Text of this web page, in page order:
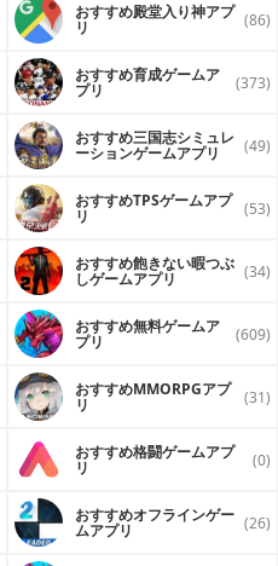
おすすめ殿堂入り神アプ
リ (86)
おすすめ育成ゲームア
プリ (373)
おすすめ三国志シミュレ
ーションゲームアプリ (49)
おすすめTPSゲームアプ
リ (53)
おすすめ飽きない暇つぶ
しゲームアプリ (34)
おすすめ無料ゲームア
プリ (609)
おすすめ MMORPGアプ
リ (31)
おすすめ格闘ゲームアプ
リ (0)
おすすめオフラインゲー
ムアプリ (26)